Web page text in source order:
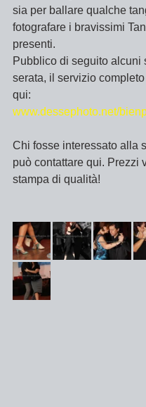
sia per ballare qualche
fotografare i bravissimi
presenti.
Pubblico di seguito alcuni
serata, il servizio
qui:
www.dessephoto.net/
Chi fosse interessato alla
può contattare qui. Prezzi
stampa di qualità!